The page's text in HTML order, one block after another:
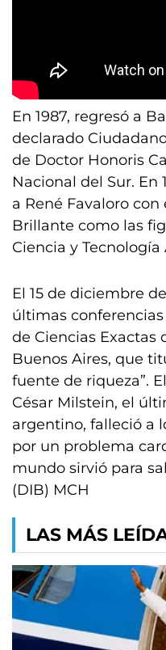
En 1987, regresó a
declarado
de Doctor Honoris
Nacional del Sur.
a René Favaloro
Brillante como las
Ciencia y
El 15 de diciembre
últimas
de Ciencias Exactas
Buenos Aires, que
fuente de riqueza”.
César Milstein, el
argentino, falleció a
por un problema
mundo sirvió para
(DIB) MCH
LAS MÁS